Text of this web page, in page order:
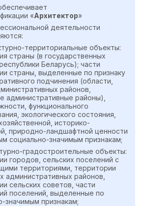
«Архитектор»
деятельности
территориальные объекты:
страны (в государственных
Беларусь); части
страны, выделенные по признаку
подчинения (области,
районов,
административные районы),
функционального
экологического состояния,
историко-
природно-ландшафтной ценности
социально-значимым признакам;
градостроительные объекты:
городов, сельских поселений с
территориями, территории
административных районов,
сельских советов, части
поселений, выделенные по
значимым признакам;